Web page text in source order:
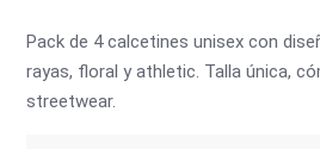
Pack de 4 calcetines unisex con
rayas, floral y athletic. Talla única,
streetwear.